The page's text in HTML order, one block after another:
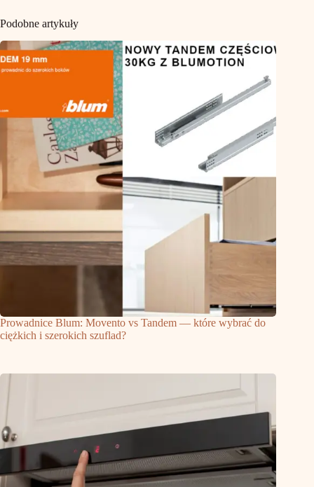
Podobne artykuły
Prowadnice Blum: Movento vs Tandem — które wybrać do
ciężkich i szerokich szuflad?